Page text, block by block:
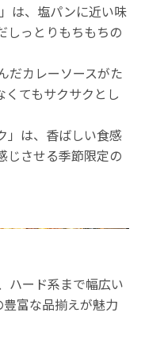
は、塩パンに近い味
しっとりもちもちの
だカレーソースがた
くてもサクサクとし
」は、香ばしい食感
じさせる季節限定の
ハード系まで幅広い
富な品揃えが魅力